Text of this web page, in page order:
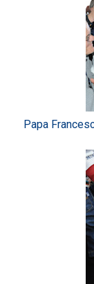
Papa